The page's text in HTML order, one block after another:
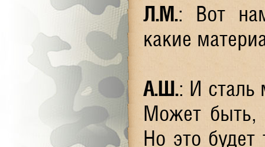
Л.М.: Вот
какие
А.Ш.: И сталь
Может быть,
Но это